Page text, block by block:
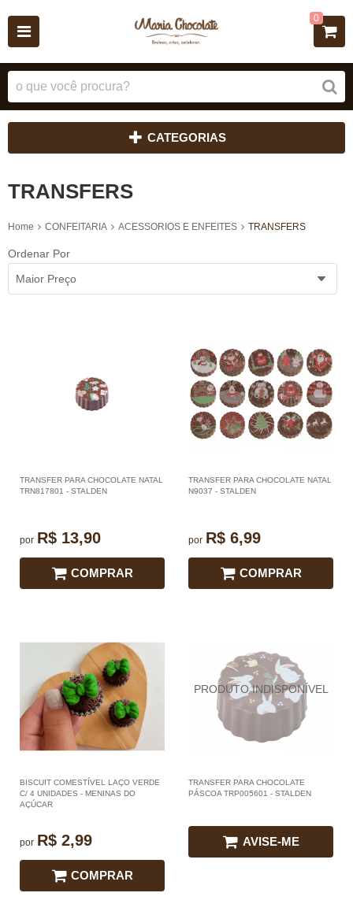
0
CATEGORIAS
TRANSFERS
Home CONFEITARIA ACESSORIOS E ENFEITES TRANSFERS
Ordenar Por
Maior Preço
TRANSFER PARA CHOCOLATE NATAL
TRN817801 - STALDEN
por R$ 13,90
COMPRAR
TRANSFER PARA CHOCOLATE NATAL
N9037 - STALDEN
por R$ 6,99
COMPRAR
BISCUIT COMESTÍVEL LAÇO VERDE
C/ 4 UNIDADES - MENINAS DO
AÇÚCAR
por R$ 2,99
COMPRAR
TRANSFER PARA CHOCOLATE
PÁSCOA TRP005601 - STALDEN
AVISE-ME